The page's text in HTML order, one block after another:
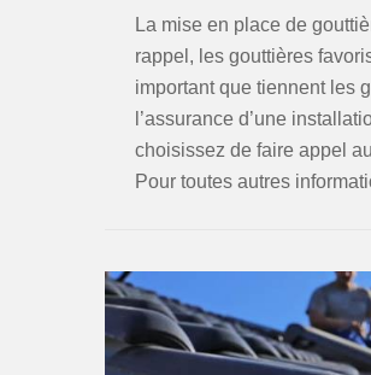
La mise en place de
rappel, les gouttières
important que tiennent les
l’assurance d’une
choisissez de faire appel
Pour toutes autres